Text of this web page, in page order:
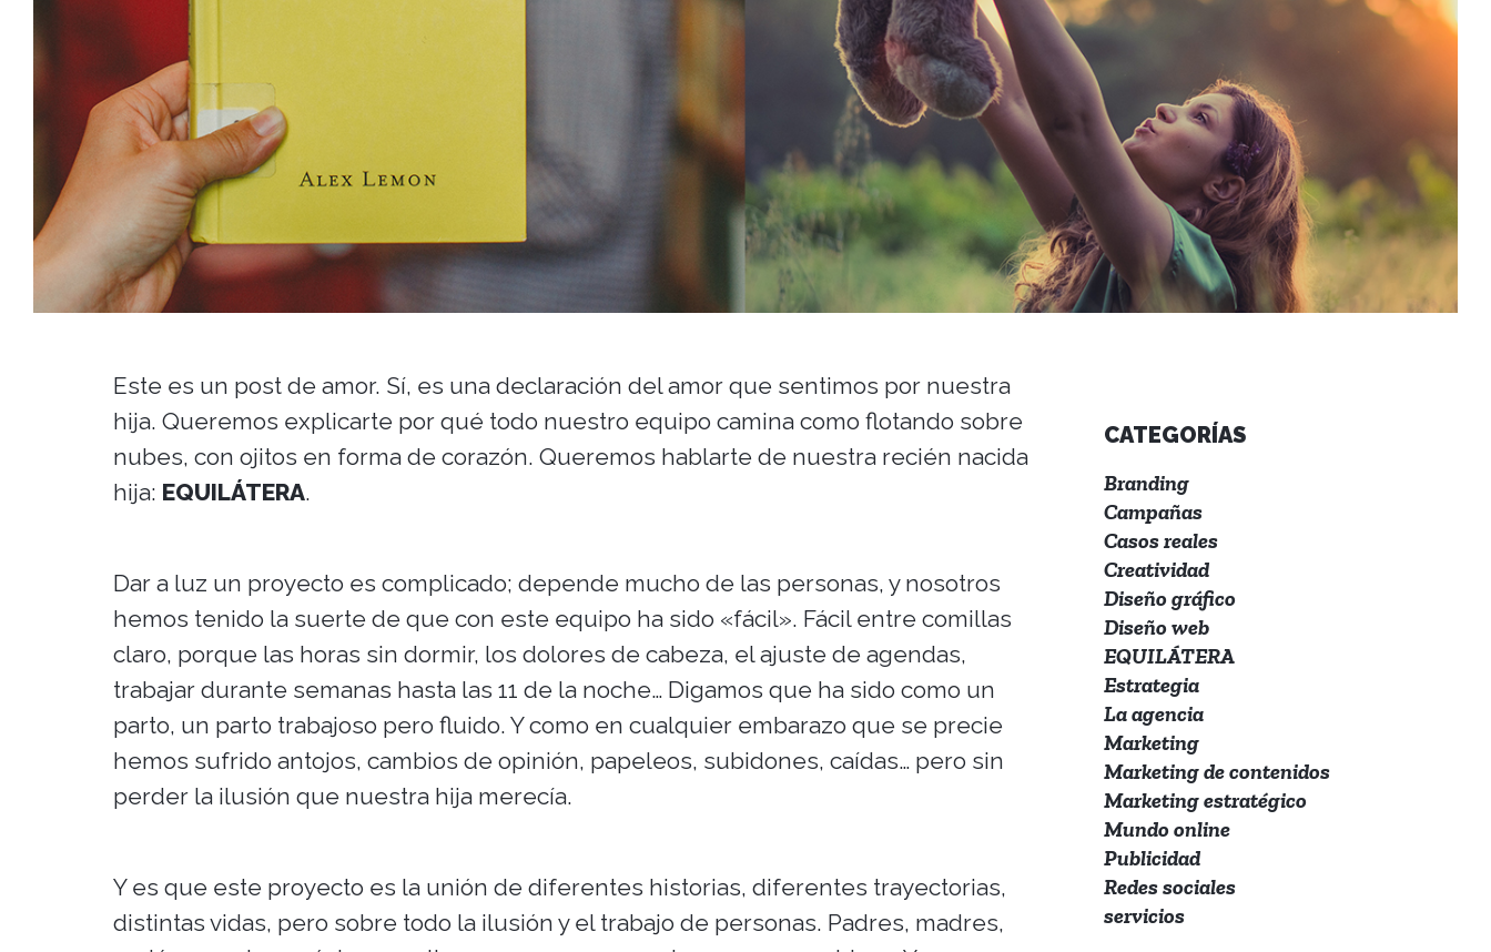
Este es un post de amor. Sí, es una declaración del amor que sentimos por nuestra
hija. Queremos explicarte por qué todo nuestro equipo camina como flotando sobre
nubes, con ojitos en forma de corazón. Queremos hablarte de nuestra recién nacida
hija: EQUILÁTERA.
Dar a luz un proyecto es complicado; depende mucho de las personas, y nosotros
hemos tenido la suerte de que con este equipo ha sido «fácil». Fácil entre comillas
claro, porque las horas sin dormir, los dolores de cabeza, el ajuste de agendas,
trabajar durante semanas hasta las 11 de la noche… Digamos que ha sido como un
parto, un parto trabajoso pero fluido. Y como en cualquier embarazo que se precie
hemos sufrido antojos, cambios de opinión, papeleos, subidones, caídas… pero sin
perder la ilusión que nuestra hija merecía.
Y es que este proyecto es la unión de diferentes historias, diferentes trayectorias,
distintas vidas, pero sobre todo la ilusión y el trabajo de personas. Padres, madres,
CATEGORÍAS
Branding
Campañas
Casos reales
Creatividad
Diseño gráfico
Diseño web
EQUILÁTERA
Estrategia
La agencia
Marketing
Marketing de contenidos
Marketing estratégico
Mundo online
Publicidad
Redes sociales
servicios